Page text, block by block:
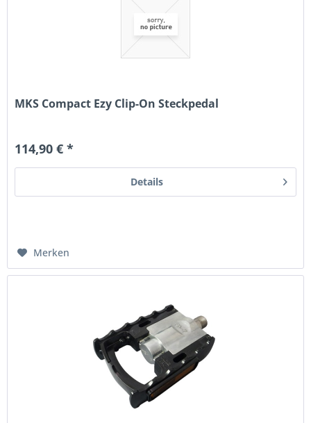
MKS Compact Ezy Clip-On Steckpedal
114,90 € *
Details
Merken